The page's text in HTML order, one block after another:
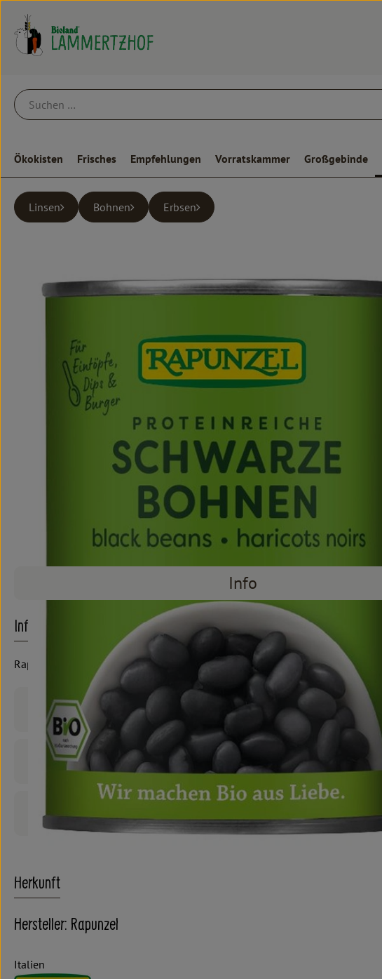
Ökokisten Frisches Empfehlungen Vorratskammer Großgebinde
Linsen Bohnen Erbsen
Info
Info
Rapunzel
Produktinformationen
Zutaten
Produktdatenblatt
Herkunft
Hersteller: Rapunzel
Italien